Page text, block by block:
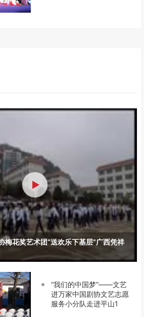
梅花奖艺术团“送欢乐下基层”广西凭祥
“我们的中国梦”——文艺
进万家中国剧协文艺志愿
服务小分队走进平山1